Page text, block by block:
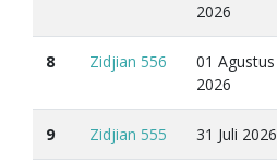
2026
8 Zidjian 556
01 Agustus
2026
9 Zidjian 555 31 Juli 2026